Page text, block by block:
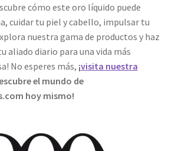
cómo este oro líquido puede
cuidar tu piel y cabello, impulsar tu
nuestra gama de productos y haz
aliado diario para una vida más
No esperes más, ¡visita nuestra
el mundo de
hoy mismo!